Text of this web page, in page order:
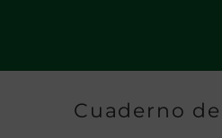
Cuaderno